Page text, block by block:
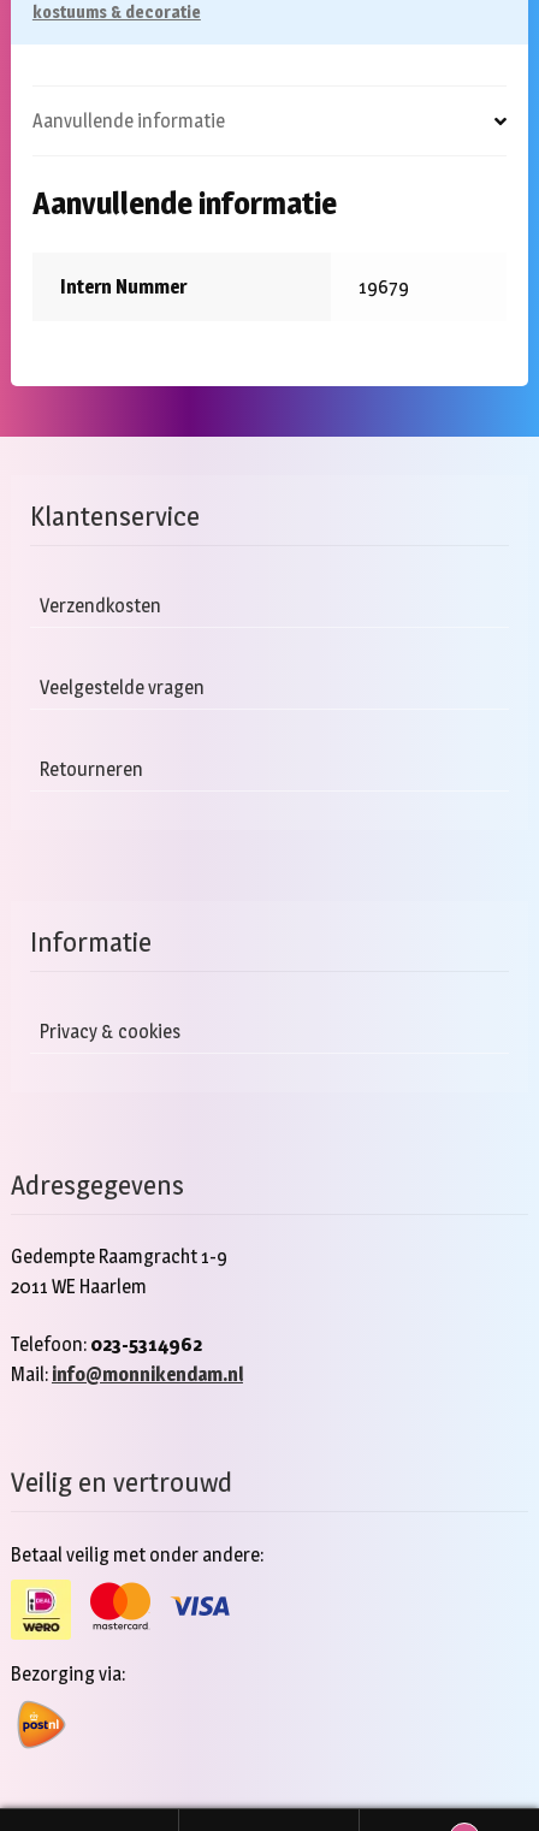
kostuums & decoratie
Aanvullende informatie
Aanvullende informatie
Intern Nummer 19679
Klantenservice
Verzendkosten
Veelgestelde vragen
Retourneren
Informatie
Privacy & cookies
Adresgegevens
Gedempte Raamgracht 1-9
2011 WE Haarlem
Telefoon: 023-5314962
Mail: info@monnikendam.nl
Veilig en vertrouwd
Betaal veilig met onder andere:
Bezorging via: